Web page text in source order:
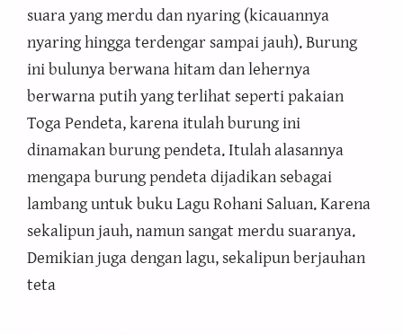
suara yang merdu dan nyaring (kicauannya
nyaring hingga terdengar sampai jauh). Burung
ini bulunya berwana hitam dan lehernya
berwarna putih yang terlihat seperti pakaian
Toga Pendeta, karena itulah burung ini
dinamakan burung pendeta. Itulah alasannya
mengapa burung pendeta dijadikan sebagai
lambang untuk buku Lagu Rohani Saluan. Karena
sekalipun jauh, namun sangat merdu suaranya.
Demikian juga dengan lagu, sekalipun berjauhan
teta